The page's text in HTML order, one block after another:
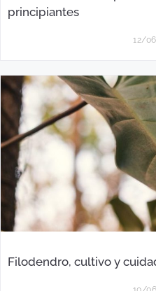
principiantes
12/
Filodendro, cultivo y